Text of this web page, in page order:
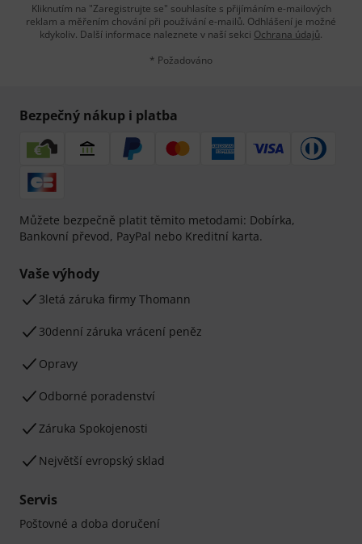
Kliknutím na "Zaregistrujte se" souhlasíte s přijímáním e-mailových
reklam a měřením chování při používání e-mailů. Odhlášení je možné
kdykoliv. Další informace naleznete v naší sekci Ochrana údajů.
* Požadováno
Bezpečný nákup i platba
Můžete bezpečně platit těmito metodami: Dobírka,
Bankovní převod, PayPal nebo Kreditní karta.
Vaše výhody
3letá záruka firmy Thomann
30denní záruka vrácení peněz
Opravy
Odborné poradenství
Záruka Spokojenosti
Největší evropský sklad
Servis
Poštovné a doba doručení